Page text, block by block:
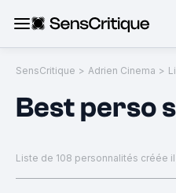
SensCritique > Adrien Cinema >
Best perso
Liste de 108 personnalités créée